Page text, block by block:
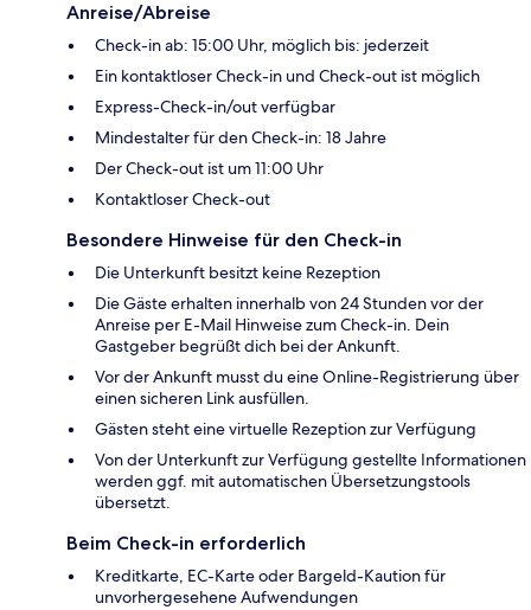
Anreise/Abreise
Check-in ab: 15:00 Uhr, möglich bis: jederzeit
Ein kontaktloser Check-in und Check-out ist möglich
Express-Check-in/out verfügbar
Mindestalter für den Check-in: 18 Jahre
Der Check-out ist um 11:00 Uhr
Kontaktloser Check-out
Besondere Hinweise für den Check-in
Die Unterkunft besitzt keine Rezeption
Die Gäste erhalten innerhalb von 24 Stunden vor der
Anreise per E-Mail Hinweise zum Check-in. Dein
Gastgeber begrüßt dich bei der Ankunft.
Vor der Ankunft musst du eine Online-Registrierung über
einen sicheren Link ausfüllen.
Gästen steht eine virtuelle Rezeption zur Verfügung
Von der Unterkunft zur Verfügung gestellte Informationen
werden ggf. mit automatischen Übersetzungstools
übersetzt.
Beim Check-in erforderlich
Kreditkarte, EC-Karte oder Bargeld-Kaution für
unvorhergesehene Aufwendungen